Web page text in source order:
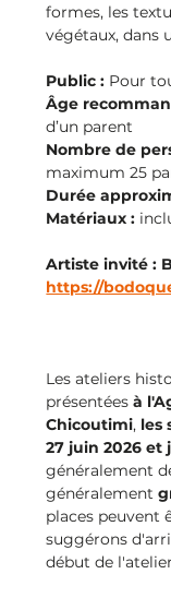
formes, les
végétaux, dans
Public : Pour
Âge
d’un parent
Nombre de
maximum 25
Durée
Matériaux :
Artiste invité :
https://
Les ateliers
présentées à
Chicoutimi, les
27 juin 2026 et
généralement
généralement
places peuvent
suggérons
début de